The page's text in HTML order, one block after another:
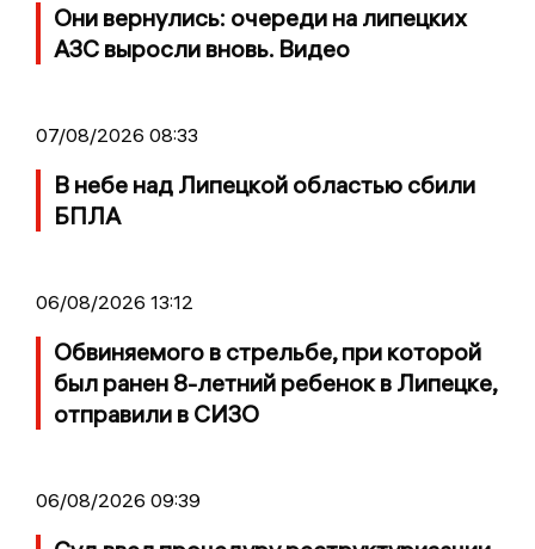
Они вернулись: очереди на липецких
АЗС выросли вновь. Видео
07/08/2026 08:33
В небе над Липецкой областью сбили
БПЛА
06/08/2026 13:12
Обвиняемого в стрельбе, при которой
был ранен 8-летний ребенок в Липецке,
отправили в СИЗО
06/08/2026 09:39